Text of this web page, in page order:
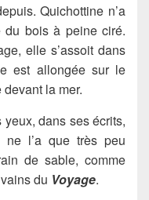
Quichottine n’a
du bois à peine ciré.
elle s’assoit dans
est allongée sur le
la mer.
dans ses écrits,
ne l’a que très peu
de sable, comme
du Voyage.